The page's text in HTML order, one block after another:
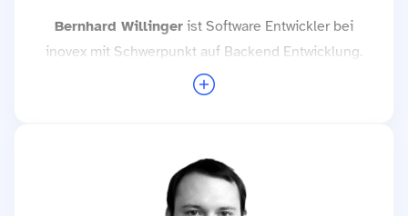
Bernhard Willinger ist Software Entwickler bei
inovex mit Schwerpunkt auf Backend Entwicklung.
Seit 2019 beschäftigt er sich hauptsächlich mit der
Weitere Trainings mit Bernhard Willinger →